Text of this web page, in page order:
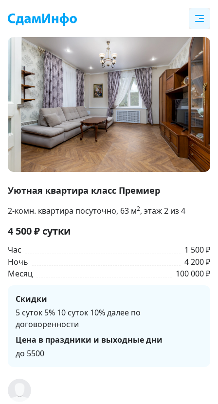
1
15
Уютная квартира класс Премиер
2-комн. квартира посуточно, 63 м2, этаж 2 из 4
4 500₽ сутки
Час
1 500 ₽
Ночь
4 200 ₽
Месяц
100 000 ₽
Скидки
5 суток 5% 10 суток 10% далее по
договоренности
Цена в праздники и выходные дни
до 5500